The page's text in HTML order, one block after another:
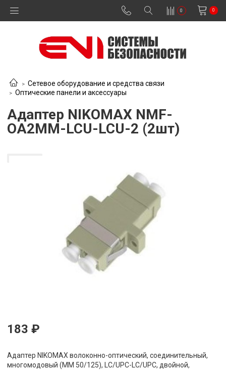
0 0
Сетевое оборудование и средства связи
Оптические панели и аксессуары
Адаптер NIKOMAX NMF-
OA2MM-LCU-LCU-2 (2шт)
183 ₽
Адаптер NIKOMAX волоконно-оптический, соединительный,
многомодовый (MM 50/125), LC/UPC-LC/UPC, двойной,